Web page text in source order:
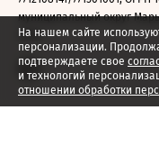
На нашем сайте
персонализации.
подтверждаете свое
и технологий
отношении обработки
муниципальный округ
2026